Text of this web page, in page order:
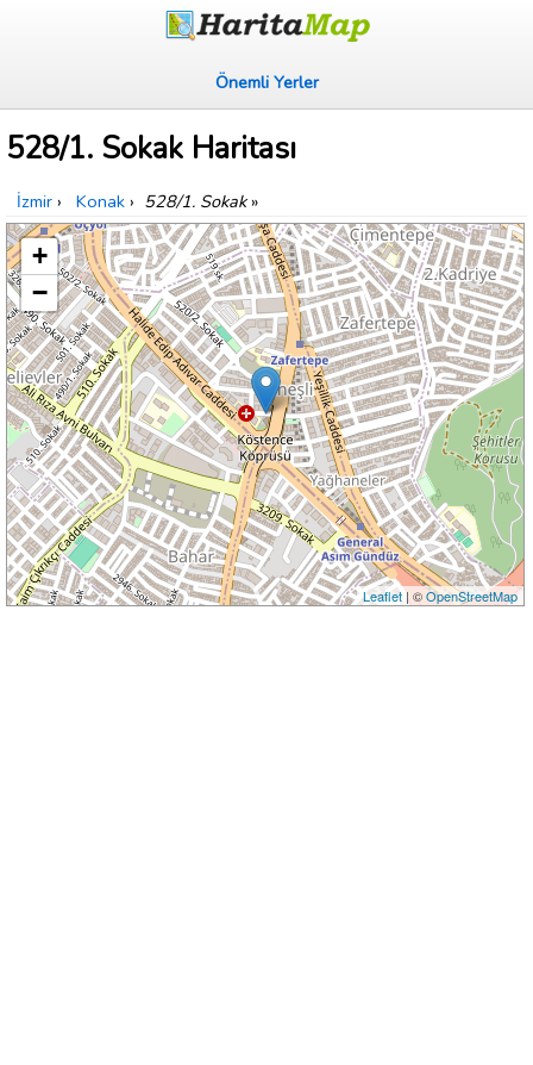
Önemli Yerler
528/1. Sokak Haritası
İzmir › Konak › 528/1. Sokak»
+
−
Leaflet| ©OpenStreetMap